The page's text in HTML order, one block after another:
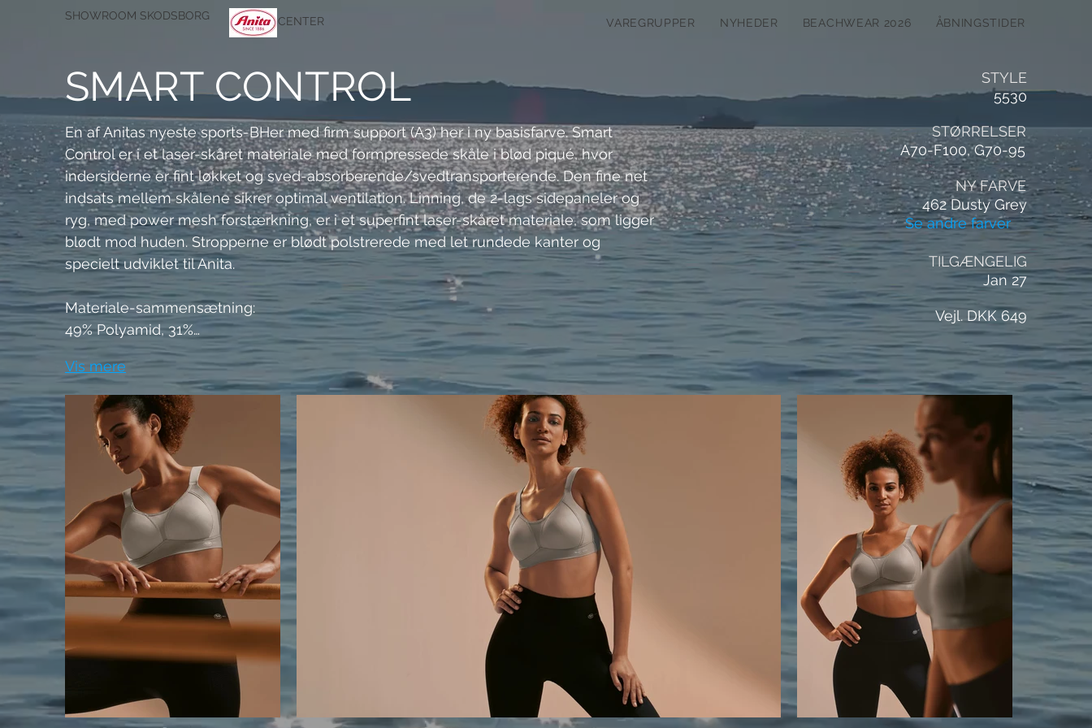
CENTER
SHOWROOM SKODSBORG
VAREGRUPPER NYHEDER BEACHWEAR 2026 ÅBNINGSTIDER
SMART CONTROL
En af Anitas nyeste sports-BHer med firm support (A3) her i ny basisfarve. Smart
Control er i et laser-skåret materiale med formpressede skåle i blød piqué, hvor
indersiderne er fint løkket og sved-absorberende/svedtransporterende. Den fine net
indsats mellem skålene sikrer optimal ventilation. Linning, de 2-lags sidepaneler og
ryg, med power mesh forstærkning, er i et superfint laser-skåret materiale, som ligger
blødt mod huden. Stropperne er blødt polstrerede med let rundede kanter og
specielt udviklet til Anita.
Materiale-sammensætning:
49% Polyamid, 31%…
Vis mere
STYLE
5530
STØRRELSER
A70-F100, G70-95
NY FARVE
462 Dusty Grey
Se andre farver
TILGÆNGELIG
Jan 27
Vejl. DKK 649